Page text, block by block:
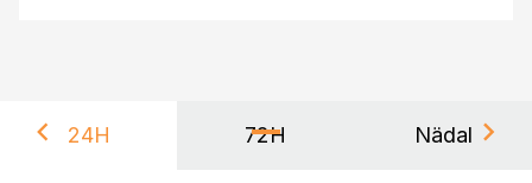
24H 72H Nädal